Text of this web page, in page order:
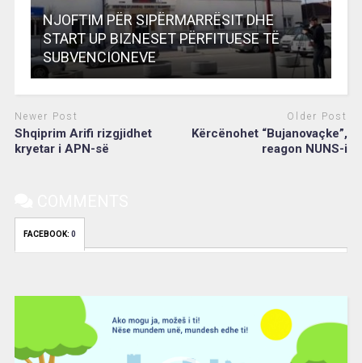
NJOFTIM PËR SIPËRMARRËSIT DHE
START UP BIZNESET PËRFITUESE TË
SUBVENCIONEVE
Newer Post
Shqiprim Arifi rizgjidhet
kryetar i APN-së
Older Post
Kërcënohet “Bujanovaçke”,
reagon NUNS-i
FACEBOOK: 0